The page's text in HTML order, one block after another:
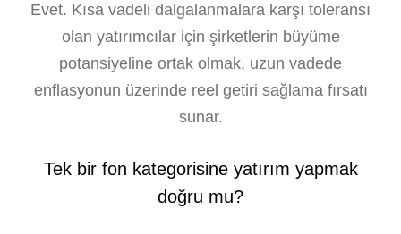
Evet. Kısa vadeli dalgalanmalara karşı toleransı
olan yatırımcılar için şirketlerin büyüme
potansiyeline ortak olmak, uzun vadede
enflasyonun üzerinde reel getiri sağlama fırsatı
sunar.
Tek bir fon kategorisine yatırım yapmak
doğru mu?